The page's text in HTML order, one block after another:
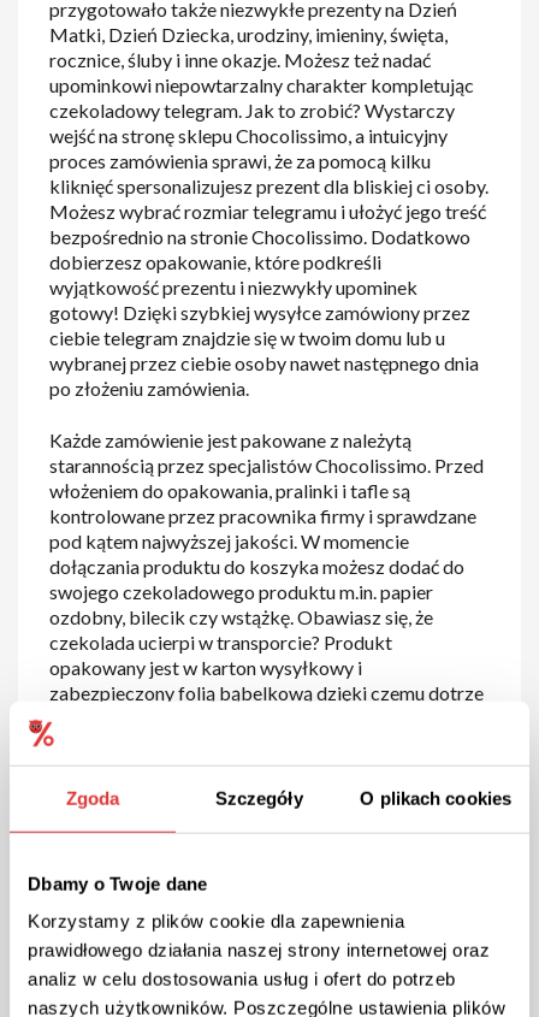
Zgoda Szczegóły O plikach cookies
Dbamy o Twoje dane
Korzystamy z plików cookie dla zapewnienia
prawidłowego działania naszej strony internetowej oraz
analiz w celu dostosowania usług i ofert do potrzeb
naszych użytkowników. Poszczególne ustawienia plików
przygotowało także niezwykłe prezenty na Dzień
Matki, Dzień Dziecka, urodziny, imieniny, święta,
rocznice, śluby i inne okazje. Możesz też nadać
upominkowi niepowtarzalny charakter kompletując
czekoladowy telegram. Jak to zrobić? Wystarczy
wejść na stronę sklepu Chocolissimo, a intuicyjny
proces zamówienia sprawi, że za pomocą kilku
kliknięć spersonalizujesz prezent dla bliskiej ci osoby.
Możesz wybrać rozmiar telegramu i ułożyć jego treść
bezpośrednio na stronie Chocolissimo. Dodatkowo
dobierzesz opakowanie, które podkreśli
wyjątkowość prezentu i niezwykły upominek
gotowy! Dzięki szybkiej wysyłce zamówiony przez
ciebie telegram znajdzie się w twoim domu lub u
wybranej przez ciebie osoby nawet następnego dnia
po złożeniu zamówienia.
Każde zamówienie jest pakowane z należytą
starannością przez specjalistów Chocolissimo. Przed
włożeniem do opakowania, pralinki i tafle są
kontrolowane przez pracownika firmy i sprawdzane
pod kątem najwyższej jakości. W momencie
dołączania produktu do koszyka możesz dodać do
swojego czekoladowego produktu m.in. papier
ozdobny, bilecik czy wstążkę. Obawiasz się, że
czekolada ucierpi w transporcie? Produkt
opakowany jest w karton wysyłkowy i
zabezpieczony folią bąbelkową dzięki czemu dotrze
do ciebie w doskonałym stanie.
Chocolissimo kod rabatowy i
promocje